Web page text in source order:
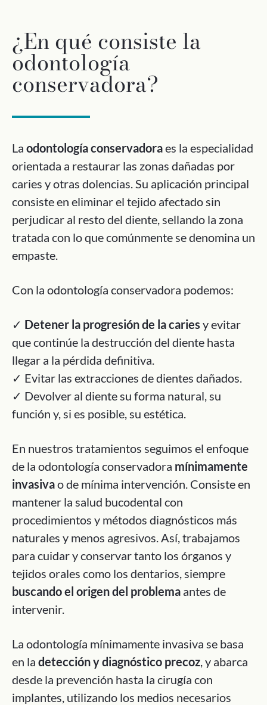
¿En qué consiste la
odontología
conservadora?
La odontología conservadoraes la especialidad
orientada a restaurar las zonas dañadas por
caries y otras dolencias. Su aplicación principal
consiste en eliminar el tejido afectado sin
perjudicar al resto del diente, sellando la zona
tratada con lo que comúnmente se denomina un
empaste.
Con la odontología conservadora podemos:
✓ Detener la progresión de la caries y evitar
que continúe la destrucción del diente hasta
llegar a la pérdida definitiva.
✓ Evitar las extracciones de dientes dañados.
✓ Devolver al diente su forma natural, su
función y, si es posible, su estética.
En nuestros tratamientos seguimos el enfoque
de la odontología conservadora mínimamente
invasivao de mínima intervención. Consiste en
mantener la salud bucodental con
procedimientos y métodos diagnósticos más
naturales y menos agresivos. Así, trabajamos
para cuidar y conservar tanto los órganos y
tejidos orales como los dentarios, siempre
buscando el origen del problema antes de
intervenir.
La odontología mínimamente invasiva se basa
en la detección y diagnóstico precoz , y abarca
desde la prevención hasta la cirugía con
implantes, utilizando los medios necesarios